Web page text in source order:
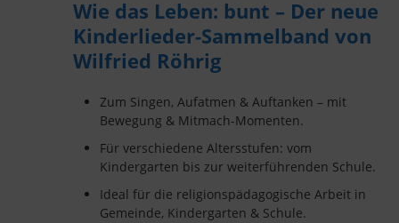
Wie das Leben: bunt – Der neue
Kinderlieder-Sammelband von
Wilfried Röhrig
Zum Singen, Aufatmen & Auftanken – mit
Bewegung & Mitmach-Momenten.
Für verschiedene Altersstufen: vom
Kindergarten bis zur weiterführenden Schule.
Ideal für die religionspädagogische Arbeit in
Gemeinde, Kindergarten & Schule.